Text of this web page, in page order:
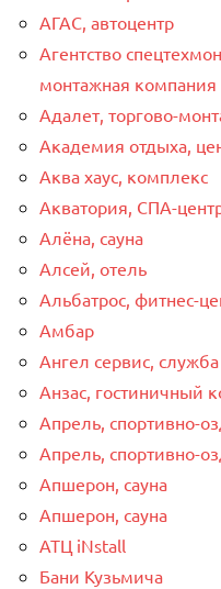
АГАС, автоцентр
Агентство
монтажная компания
Адалет, торгово-
Академия отдыха,
Аква хаус, комплекс
Акватория, СПА-
Алёна, сауна
Алсей, отель
Альбатрос, фитнес-
Амбар
Ангел сервис,
Анзас, гостиничный
Апрель, спортивно-
Апрель, спортивно-
Апшерон, сауна
Апшерон, сауна
АТЦ iNstall
Бани Кузьмича